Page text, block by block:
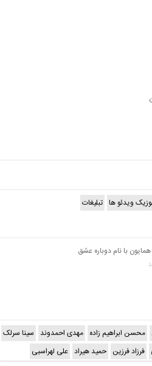
ویدئو ها تبلیغات
با نام دوباره عشق
محسن ابراهیم زاده مهدی احمدوند سینا سرلک
فرزاد فرزین حمید هیراد علی لهراسبی